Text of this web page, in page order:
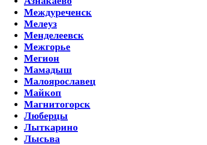
Междуреченск
Мелеуз
Менделеевск
Межгорье
Мегион
Мамадыш
Малоярославец
Майкоп
Магнитогорск
Люберцы
Лыткарино
Лысьва